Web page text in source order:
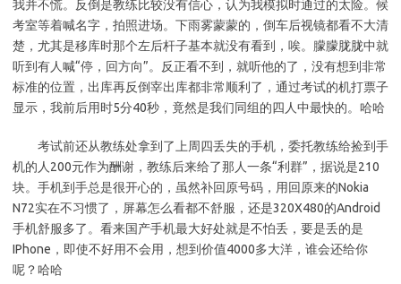
我并不慌。反倒是教练比较没有信心，认为我模拟时通过的太险。候
考室等着喊名字，拍照进场。下雨雾蒙蒙的，倒车后视镜都看不大清
楚，尤其是移库时那个左后杆子基本就没有看到，唉。朦朦胧胧中就
听到有人喊“停，回方向”。反正看不到，就听他的了，没有想到非常
标准的位置，出库再反倒宰出库都非常顺利了，通过考试的机打票子
显示，我前后用时5分40秒，竟然是我们同组的四人中最快的。哈哈
考试前还从教练处拿到了上周四丢失的手机，委托教练给捡到手
机的人200元作为酬谢，教练后来给了那人一条“利群”，据说是210
块。手机到手总是很开心的，虽然补回原号码，用回原来的Nokia
N72实在不习惯了，屏幕怎么看都不舒服，还是320X480的Android
手机舒服多了。看来国产手机最大好处就是不怕丢，要是丢的是
IPhone，即使不好用不会用，想到价值4000多大洋，谁会还给你
呢？哈哈